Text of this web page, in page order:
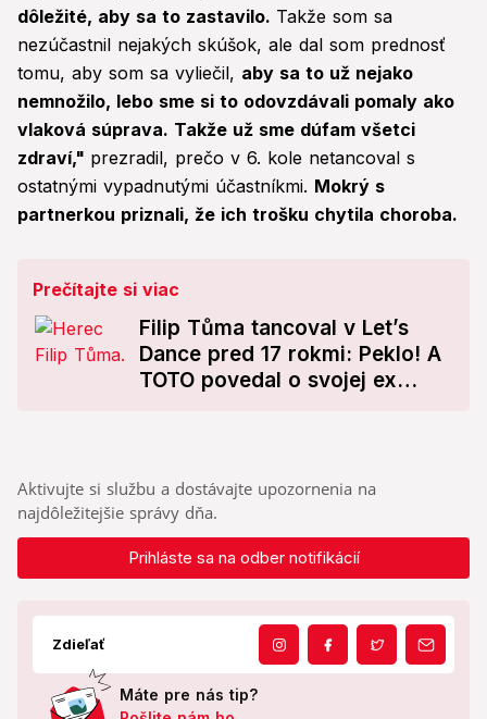
dôležité, aby sa to zastavilo. Takže som sa
nezúčastnil nejakých skúšok, ale dal som prednosť
tomu, aby som sa vyliečil, aby sa to už nejako
nemnožilo, lebo sme si to odovzdávali pomaly ako
vlaková súprava. Takže už sme dúfam všetci
zdraví," prezradil, prečo v 6. kole netancoval s
ostatnými vypadnutými účastníkmi. Mokrý s
partnerkou priznali, že ich trošku chytila choroba.
Prečítajte si viac
Filip Tůma tancoval v Let’s
Dance pred 17 rokmi: Peklo! A
TOTO povedal o svojej ex
Aktivujte si službu a dostávajte upozornenia na
najdôležitejšie správy dňa.
Prihláste sa na odber notifikácií
Zdieľať
Máte pre nás tip?